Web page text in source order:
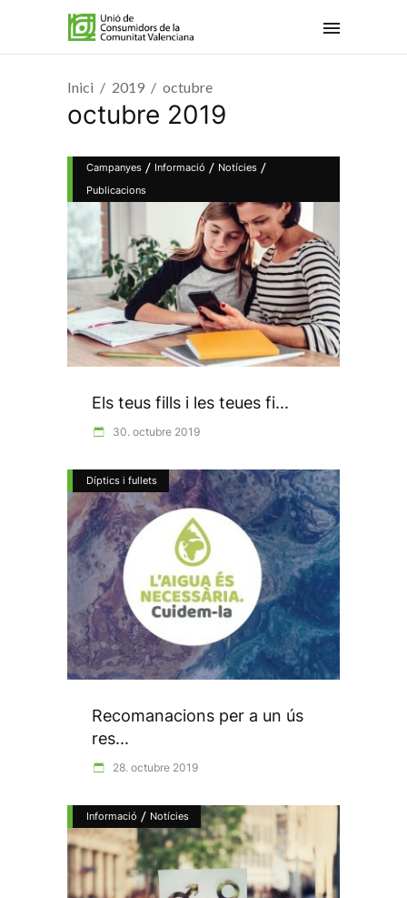
Inici 2019 octubre
octubre 2019
Campanyes / Informació / Notícies /
Publicacions
Els teus fills i les teues fi...
30. octubre 2019
Díptics i fullets
Recomanacions per a un ús
res...
28. octubre 2019
Informació / Notícies